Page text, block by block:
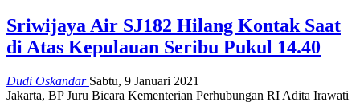
Sriwijaya Air SJ182 Hilang Kontak Saat
di Atas Kepulauan Seribu Pukul 14.40
Dudi Oskandar Sabtu, 9 Januari 2021
Jakarta, BP Juru Bicara Kementerian Perhubungan RI Adita Irawati